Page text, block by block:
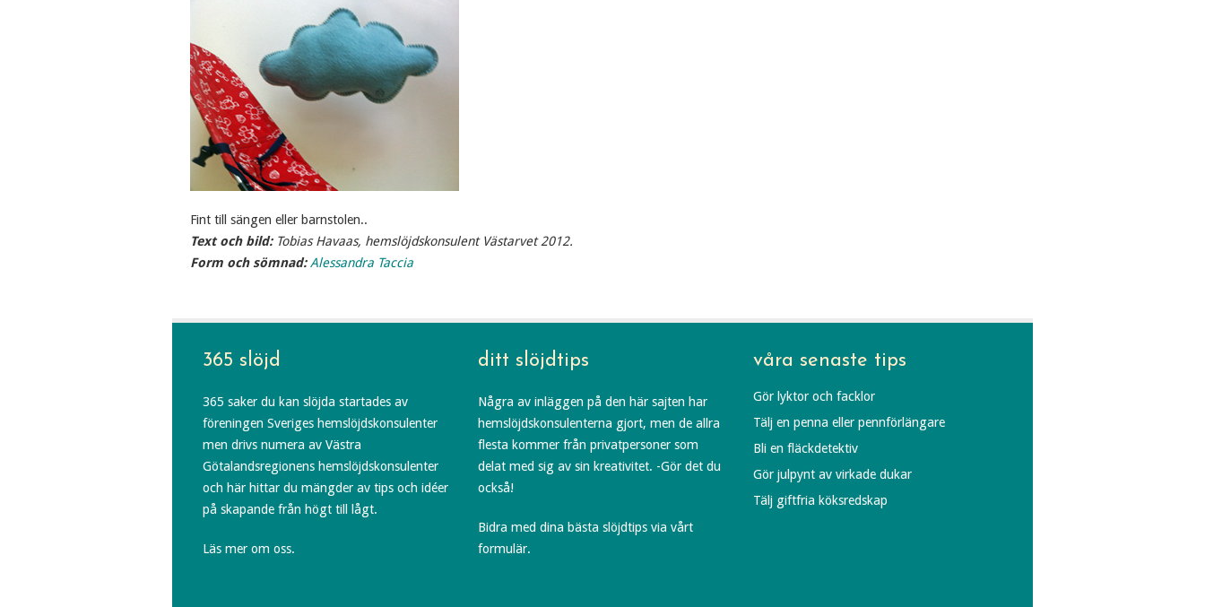
Fint till sängen eller barnstolen..
Text och bild:Tobias Havaas, hemslöjdskonsulent Västarvet 2012.
Form och sömnad: Alessandra Taccia
365 slöjd
365 saker du kan slöjda startades av
föreningen Sveriges hemslöjdskonsulenter
men drivs numera av Västra
Götalandsregionens hemslöjdskonsulenter
och här hittar du mängder av tips och idéer
på skapande från högt till lågt.
Läs mer om oss.
ditt slöjdtips
Några av inläggen på den här sajten har
hemslöjdskonsulenterna gjort, men de allra
flesta kommer från privatpersoner som
delat med sig av sin kreativitet. -Gör det du
också!
Bidra med dina bästa slöjdtips via vårt
formulär.
våra senaste tips
Gör lyktor och facklor
Tälj en penna eller pennförlängare
Bli en fläckdetektiv
Gör julpynt av virkade dukar
Tälj giftfria köksredskap